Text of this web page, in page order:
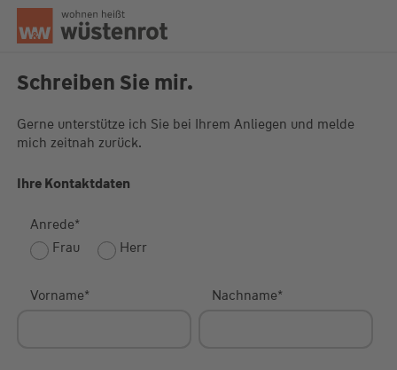
Seitenanfang
Schreiben Sie mir.
Gerne unterstütze ich Sie bei Ihrem Anliegen und melde
mich zeitnah zurück.
Ihre Kontaktdaten
Anrede*
Frau
Herr
Vorname* Nachname*
Unsere Chatzeiten:
Fr: 9:00 Uhr - 18:00 Uhr